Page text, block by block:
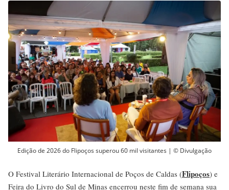
Edição de 2026 do Flipoços superou 60 mil visitantes | © Divulgação
O Festival Literário Internacional de Poços de Caldas (Flipoços) e
Feira do Livro do Sul de Minas encerrou neste fim de semana sua